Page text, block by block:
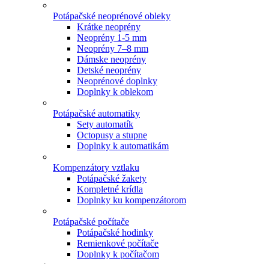
Potápačské neoprénové obleky
Krátke neoprény
Neoprény 1-5 mm
Neoprény 7–8 mm
Dámske neoprény
Detské neoprény
Neoprénové doplnky
Doplnky k oblekom
Potápačské automatiky
Sety automatík
Octopusy a stupne
Doplnky k automatikám
Kompenzátory vztlaku
Potápačské žakety
Kompletné krídla
Doplnky ku kompenzátorom
Potápačské počítače
Potápačské hodinky
Remienkové počítače
Doplnky k počítačom